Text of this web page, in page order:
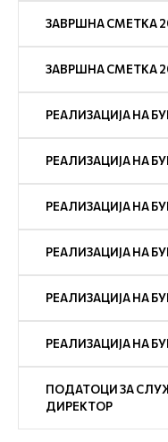
ЗАВРШНА СМЕТКА
ЗАВРШНА СМЕТКА
РЕАЛИЗАЦИЈА НА
РЕАЛИЗАЦИЈА НА
РЕАЛИЗАЦИЈА НА
РЕАЛИЗАЦИЈА НА
РЕАЛИЗАЦИЈА НА
РЕАЛИЗАЦИЈА НА
ПОДАТОЦИ ЗА
ДИРЕКТОР